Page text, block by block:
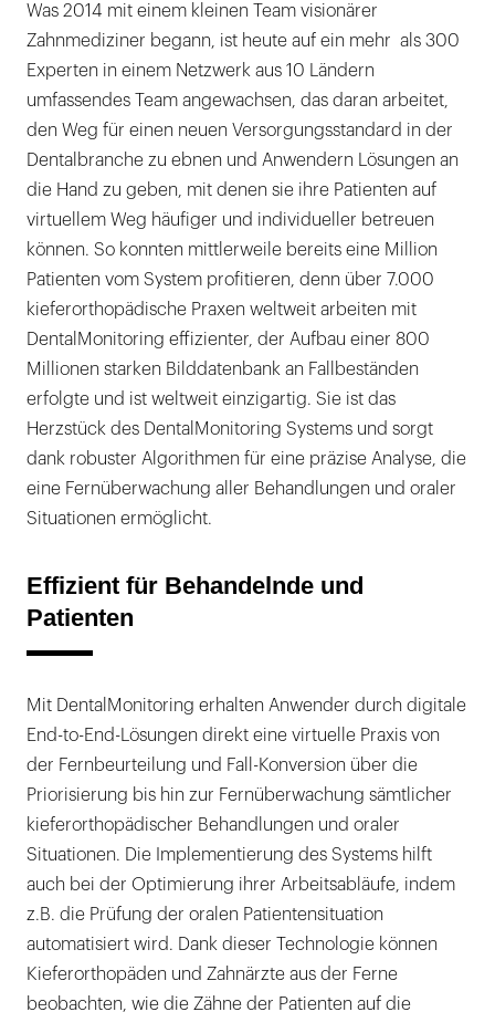
Was 2014 mit einem kleinen Team visionärer
Zahnmediziner begann, ist heute auf ein mehr als 300
Experten in einem Netzwerk aus 10 Ländern
umfassendes Team angewachsen, das daran arbeitet,
den Weg für einen neuen Versorgungsstandard in der
Dentalbranche zu ebnen und Anwendern Lösungen an
die Hand zu geben, mit denen sie ihre Patienten auf
virtuellem Weg häufiger und individueller betreuen
können. So konnten mittlerweile bereits eine Million
Patienten vom System profitieren, denn über 7.000
kieferorthopädische Praxen weltweit arbeiten mit
DentalMonitoring effizienter, der Aufbau einer 800
Millionen starken Bilddatenbank an Fallbeständen
erfolgte und ist weltweit einzigartig. Sie ist das
Herzstück des DentalMonitoring Systems und sorgt
dank robuster Algorithmen für eine präzise Analyse, die
eine Fernüberwachung aller Behandlungen und oraler
Situationen ermöglicht.
Effizient für Behandelnde und
Patienten
Mit DentalMonitoring erhalten Anwender durch digitale
End-to-End-Lösungen direkt eine virtuelle Praxis von
der Fernbeurteilung und Fall-Konversion über die
Priorisierung bis hin zur Fernüberwachung sämtlicher
kieferorthopädischer Behandlungen und oraler
Situationen. Die Implementierung des Systems hilft
auch bei der Optimierung ihrer Arbeitsabläufe, indem
z.B. die Prüfung der oralen Patientensituation
automatisiert wird. Dank dieser Technologie können
Kieferorthopäden und Zahnärzte aus der Ferne
beobachten, wie die Zähne der Patienten auf die